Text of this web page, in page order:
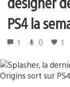
PS4 la
1 0 1